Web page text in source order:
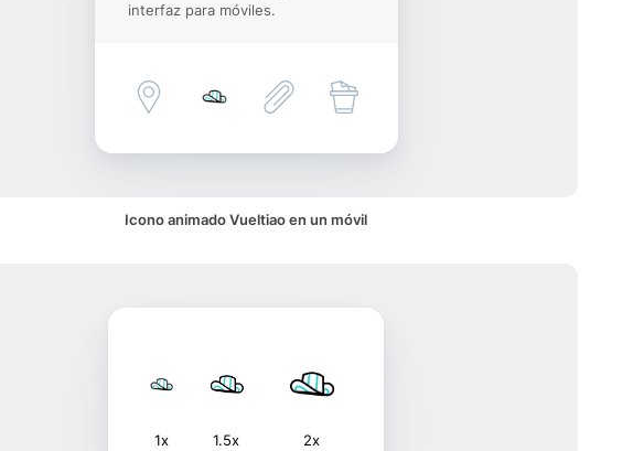
interfaz para móviles.
Icono animado Vueltiao en un móvil
1x 1.5x 2x